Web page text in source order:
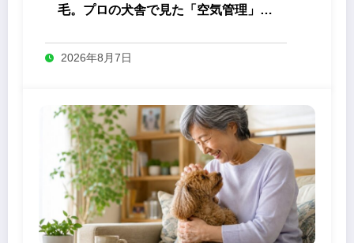
毛。プロの犬舎で見た「空気管理」の
2026年8月7日